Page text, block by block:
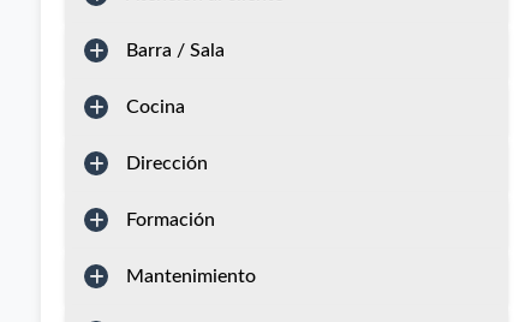
Barra / Sala
Cocina
Dirección
Formación
Mantenimiento